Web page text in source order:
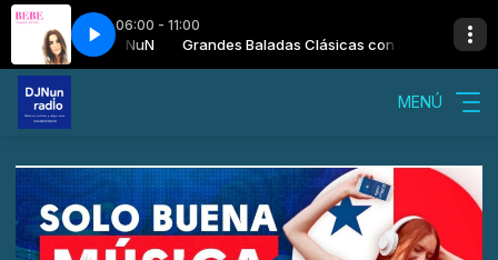
06:00 - 11:00
con Dj. NuN Grandes Baladas Clásicas con Dj. NuN
Los amaya - Vete
MENÚ